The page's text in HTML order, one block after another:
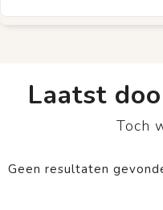
Laatst
Toch
Geen resultaten